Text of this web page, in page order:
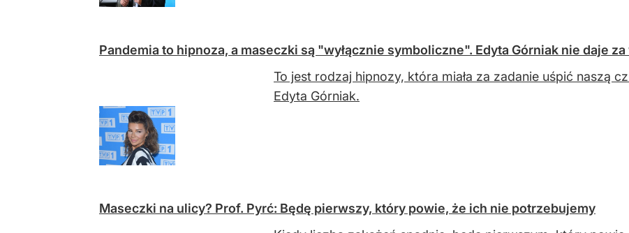
Pandemia to hipnoza, a maseczki są "wyłącznie symboliczne". Edyta Górniak nie daje
To jest rodzaj hipnozy, która miała za zadanie uśpić naszą
Edyta Górniak.
Maseczki na ulicy? Prof. Pyrć: Będę pierwszy, który powie, że ich nie potrzebujemy